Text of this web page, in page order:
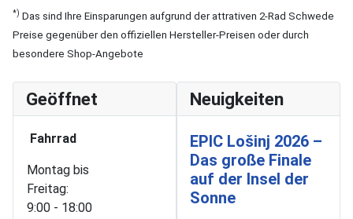
*) Das sind Ihre Einsparungen aufgrund der attrativen 2-Rad Schwede
Preise gegenüber den offiziellen Hersteller-Preisen oder durch
besondere Shop-Angebote
Geöffnet
Fahrrad
Montag bis
Freitag:
9:00 - 18:00
Neuigkeiten
EPIC Lošinj 2026 –
Das große Finale
auf der Insel der
Sonne